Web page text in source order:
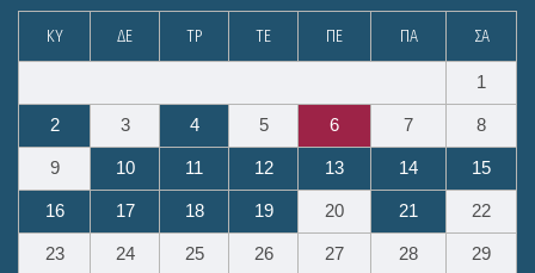
ΚΥ ΔΕ ΤΡ ΤΕ ΠΕ ΠΑ ΣΑ
1
2 3 4 5 6 7 8
9 10 11 12 13 14 15
16 17 18 19 20 21 22
23 24 25 26 27 28 29